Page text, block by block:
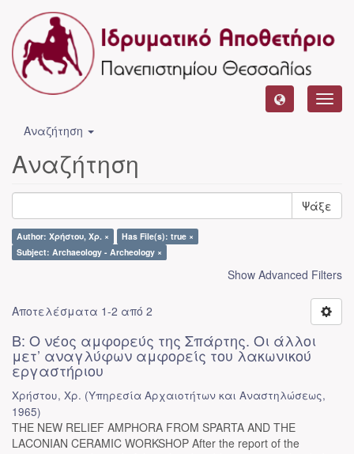
Αναζήτηση
Αναζήτηση
Ψάξε
Author: Χρήστου, Χρ. ×
Has File(s): true ×
Subject: Archaeology - Archeology ×
Show Advanced Filters
Αποτελέσματα 1-2 από 2
Β: Ο νέος αμφορεύς της Σπάρτης. Οι άλλοι
μετ’ αναγλύφων αμφορείς του λακωνικού
εργαστήριου
Χρήστου, Χρ. (Υπηρεσία Αρχαιοτήτων και Αναστηλώσεως,
1965)
THE NEW RELIEF AMPHORA FROM SPARTA AND THE
LACONIAN CERAMIC WORKSHOP After the report of the